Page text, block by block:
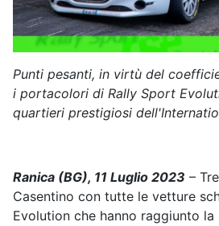
Punti pesanti, in virtù del
i portacolori di Rally Sport
quartieri prestigiosi
Ranica (BG), 11 Luglio 2023 –
Casentino con tutte le vetture
Evolution che hanno raggiunto